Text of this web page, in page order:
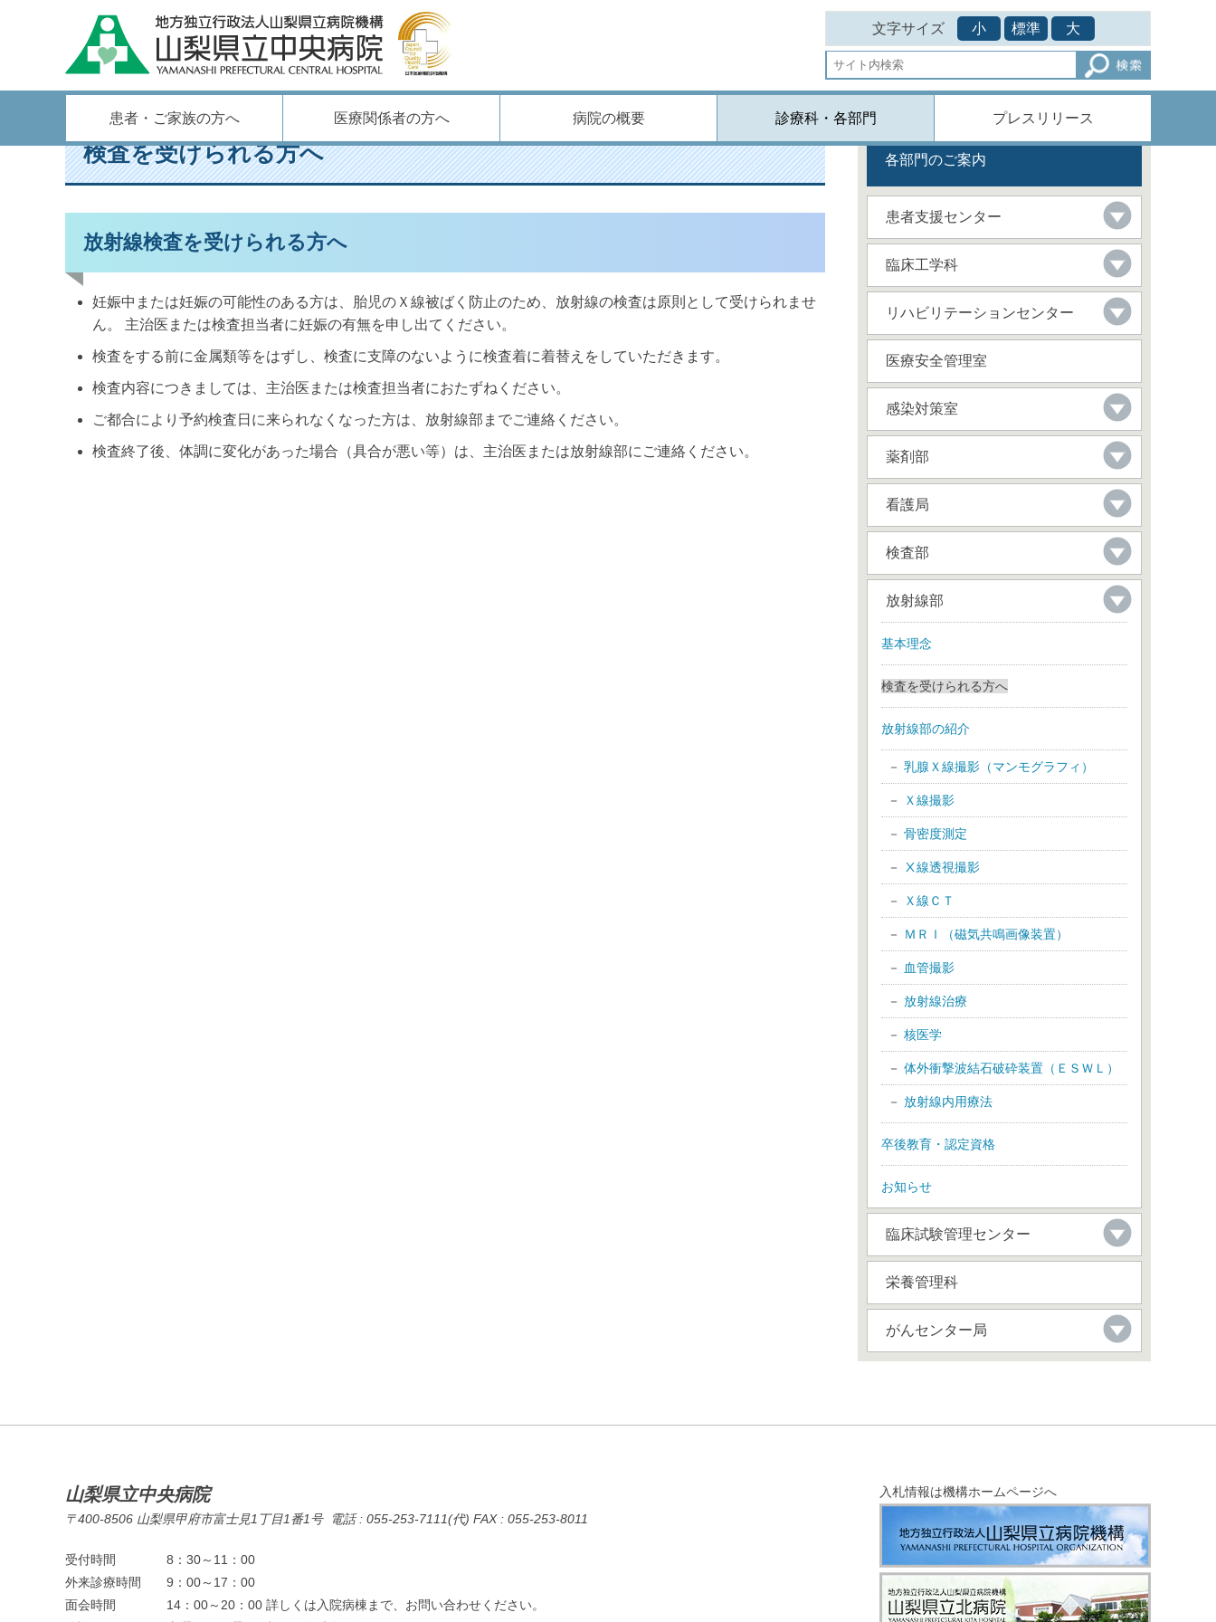
文字サイズ 小 標準 大
患者・ご家族の方へ 医療関係者の方へ 病院の概要 診療科・各部門 プレスリリース
ホーム 各部門のご案内/放射線部/検査を受けられる方へ
検査を受けられる方へ
放射線検査を受けられる方へ
妊娠中または妊娠の可能性のある方は、胎児のＸ線被ばく防止のため、放射線の検査は原則として受けられませ
ん。 主治医または検査担当者に妊娠の有無を申し出てください。
検査をする前に金属類等をはずし、検査に支障のないように検査着に着替えをしていただきます。
検査内容につきましては、主治医または検査担当者におたずねください。
ご都合により予約検査日に来られなくなった方は、放射線部までご連絡ください。
検査終了後、体調に変化があった場合（具合が悪い等）は、主治医または放射線部にご連絡ください。
各部門のご案内
患者支援センター
臨床工学科
リハビリテーションセンター
医療安全管理室
感染対策室
薬剤部
看護局
検査部
放射線部
基本理念
検査を受けられる方へ
放射線部の紹介
乳腺Ｘ線撮影（マンモグラフィ）
Ｘ線撮影
骨密度測定
Ⅹ線透視撮影
Ｘ線ＣＴ
ＭＲＩ（磁気共鳴画像装置）
血管撮影
放射線治療
核医学
体外衝撃波結石破砕装置（ＥＳＷＬ）
放射線内用療法
卒後教育・認定資格
お知らせ
臨床試験管理センター
栄養管理科
がんセンター局
山梨県立中央病院
〒400-8506 山梨県甲府市富士見1丁目1番1号 電話 : 055-253-7111(代) FAX : 055-253-8011
受付時間
8：30～11：00
外来診療時間
9：00～17：00
面会時間
14：00～20：00 詳しくは入院病棟まで、お問い合わせください。
入札情報は機構ホームページへ